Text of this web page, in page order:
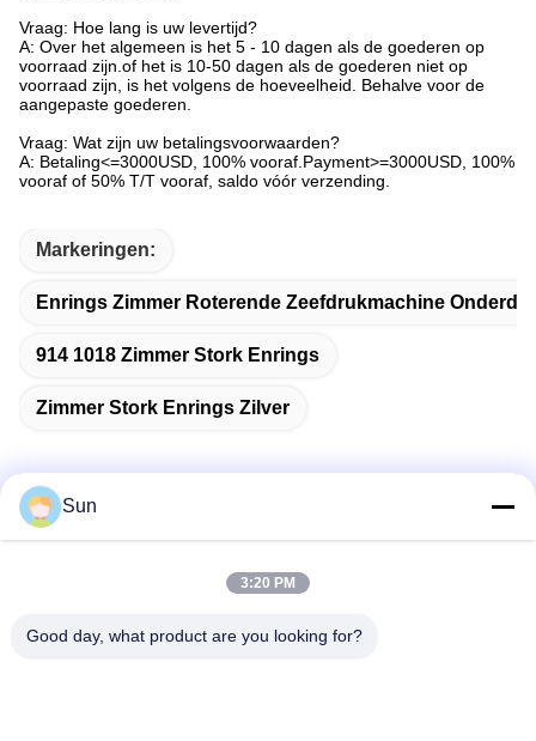
Vraag: Hoe lang is uw levertijd?
A: Over het algemeen is het 5 - 10 dagen als de goederen op
voorraad zijn.of het is 10-50 dagen als de goederen niet op
voorraad zijn, is het volgens de hoeveelheid. Behalve voor de
aangepaste goederen.
Vraag: Wat zijn uw betalingsvoorwaarden?
A: Betaling<=3000USD, 100% vooraf.Payment>=3000USD, 100%
vooraf of 50% T/T vooraf, saldo vóór verzending.
Markeringen:
Enrings Zimmer Roterende Zeefdrukmachine
914 1018 Zimmer Stork Enrings
Zimmer Stork Enrings Zilver
NO.55 XINSHENG WEG, WUJIN-DISTRICT, CHANGZHOU-
Sun
3:20 PM
Good day, what product are you looking for?